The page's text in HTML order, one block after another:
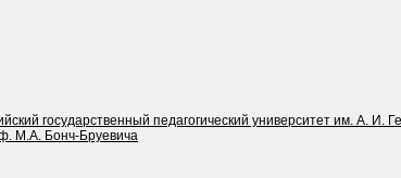
государственный педагогический университет им. А. И.
М.А. Бонч-Бруевича